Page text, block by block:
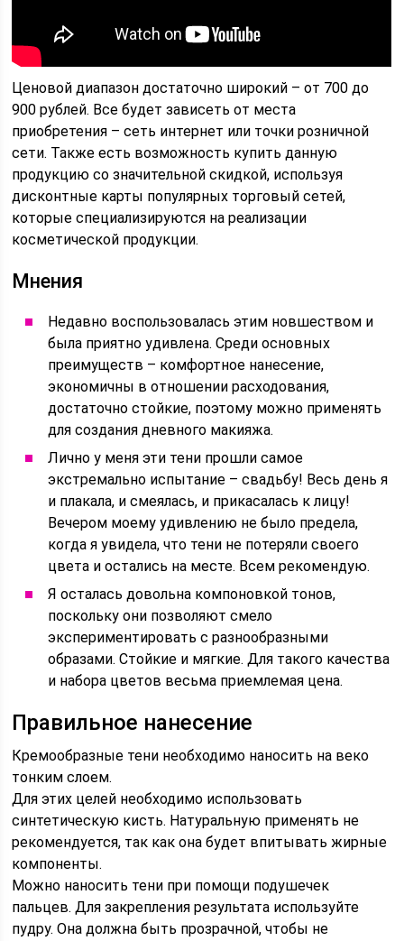
Ценовой диапазон достаточно широкий – от 700 до
900 рублей. Все будет зависеть от места
приобретения – сеть интернет или точки розничной
сети. Также есть возможность купить данную
продукцию со значительной скидкой, используя
дисконтные карты популярных торговый сетей,
которые специализируются на реализации
косметической продукции.
Мнения
Недавно воспользовалась этим новшеством и
была приятно удивлена. Среди основных
преимуществ – комфортное нанесение,
экономичны в отношении расходования,
достаточно стойкие, поэтому можно применять
для создания дневного макияжа.
Лично у меня эти тени прошли самое
экстремально испытание – свадьбу! Весь день я
и плакала, и смеялась, и прикасалась к лицу!
Вечером моему удивлению не было предела,
когда я увидела, что тени не потеряли своего
цвета и остались на месте. Всем рекомендую.
Я осталась довольна компоновкой тонов,
поскольку они позволяют смело
экспериментировать с разнообразными
образами. Стойкие и мягкие. Для такого качества
и набора цветов весьма приемлемая цена.
Правильное нанесение
Кремообразные тени необходимо наносить на веко
тонким слоем.
Для этих целей необходимо использовать
синтетическую кисть. Натуральную применять не
рекомендуется, так как она будет впитывать жирные
компоненты.
Можно наносить тени при помощи подушечек
пальцев. Для закрепления результата используйте
пудру. Она должна быть прозрачной, чтобы не